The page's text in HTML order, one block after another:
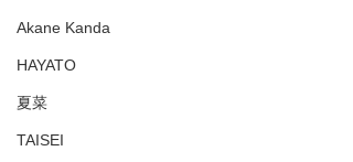
Akane Kanda
HAYATO
夏菜
TAISEI